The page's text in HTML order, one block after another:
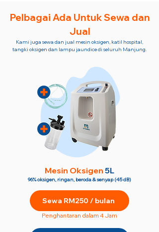
Pelbagai Ada Untuk Sewa dan
Jual
Kami juga sewa dan jual mesin oksigen, katil hospital,
tangki oksigen dan lampu jaundice di seluruh Manjung.
Mesin Oksigen 5L
96% oksigen, ringan, beroda & senyap (45 dB)
Sewa RM250 / bulan
Penghantaran dalam 4 Jam